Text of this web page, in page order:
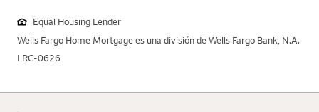
Equal Housing Lender
Wells Fargo Home Mortgage es una división de Wells Fargo Bank, N.A.
LRC-0626